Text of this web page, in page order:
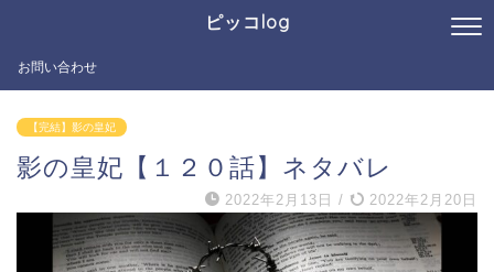
ピッコlog
お問い合わせ
【完結】影の皇妃
影の皇妃【１２０話】ネタバレ
2022年2月13日 / 2022年2月20日